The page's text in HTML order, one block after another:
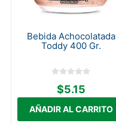
Bebida Achocolatada
Toddy 400 Gr.
$5.15